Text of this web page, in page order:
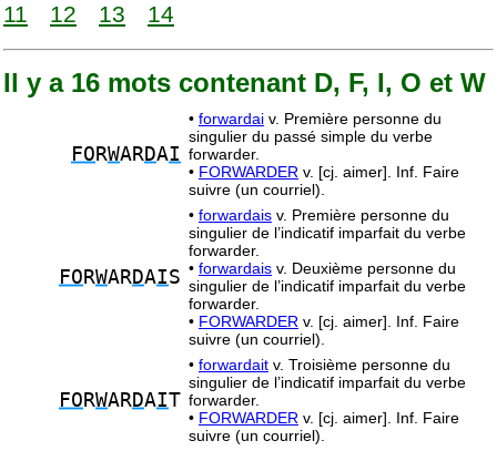
11
12 13 14
Il y a 16 mots contenant D, F, I, O et W
FO RWARDAI
• forwardai v. Première personne du
singulier du passé simple du verbe
forwarder.
• FORWARDER v. [cj. aimer]. Inf. Faire
suivre (un courriel).
FO RWARDAIS
• forwardais v. Première personne du
singulier de l’indicatif imparfait du verbe
forwarder.
• forwardais v. Deuxième personne du
singulier de l’indicatif imparfait du verbe
forwarder.
• FORWARDER v. [cj. aimer]. Inf. Faire
suivre (un courriel).
FO RWARDAIT
• forwardait v. Troisième personne du
singulier de l’indicatif imparfait du verbe
forwarder.
• FORWARDER v. [cj. aimer]. Inf. Faire
suivre (un courriel).